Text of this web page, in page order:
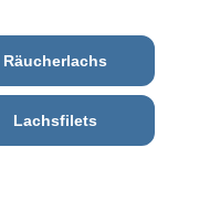
Räucherlachs
Lachsfilets